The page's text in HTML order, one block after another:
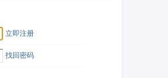
立即注册
找回密码